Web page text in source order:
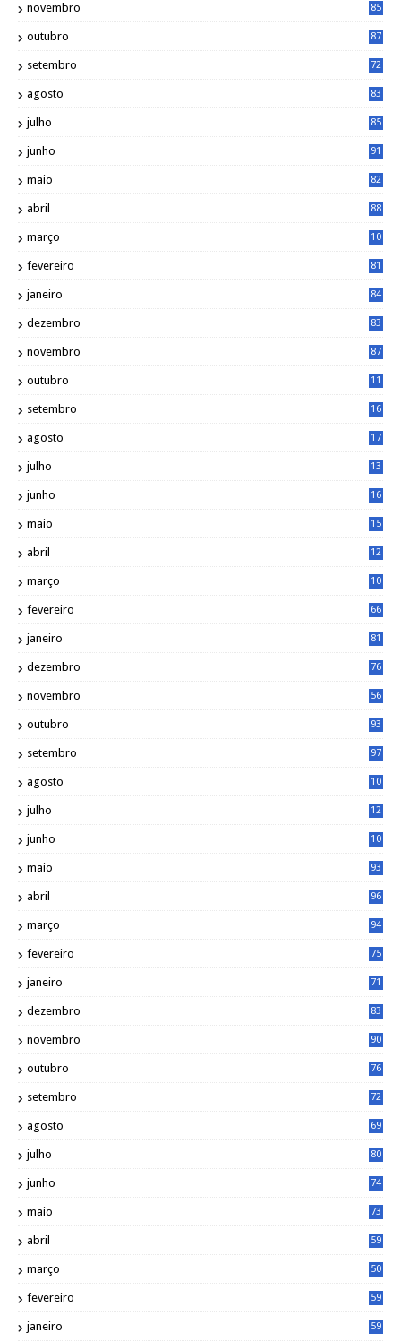
novembro 85
outubro 87
setembro 72
agosto 83
julho 85
junho 91
maio 82
abril 88
março
10
fevereiro 81
janeiro 84
dezembro 83
novembro 87
outubro
11
setembro
16
agosto
17
julho
13
junho
16
maio
15
abril
12
março
10
fevereiro 66
janeiro 81
dezembro 76
novembro 56
outubro 93
setembro 97
agosto
10
julho
12
junho
10
maio 93
abril 96
março 94
fevereiro 75
janeiro 71
dezembro 83
novembro 90
outubro 76
setembro 72
agosto 69
julho 80
junho 74
maio 73
abril 59
março 50
fevereiro 59
janeiro 59